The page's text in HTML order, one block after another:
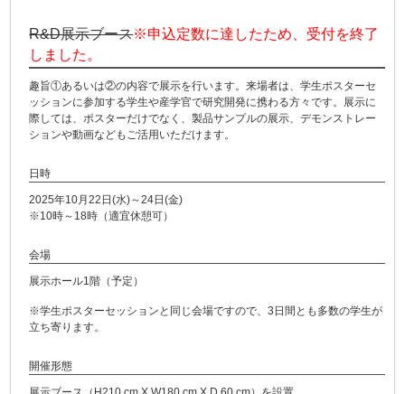
R&D展示ブース※申込定数に達したため、受付を終了
しました。
趣旨①あるいは②の内容で展示を行います。来場者は、学生ポスターセ
ッションに参加する学生や産学官で研究開発に携わる方々です。展示に
際しては、ポスターだけでなく、製品サンプルの展示、デモンストレー
ションや動画などもご活用いただけます。
日時
2025年10月22日(水)～24日(金)
※10時～18時（適宜休憩可）
会場
展示ホール1階（予定）
※学生ポスターセッションと同じ会場ですので、3日間とも多数の学生が
立ち寄ります。
開催形態